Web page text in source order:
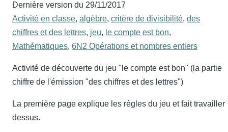
Dernière version du 29/11/2017
Activité en classe, algèbre, critère de divisibilité, des
chiffres et des lettres, jeu, le compte est bon,
Mathématiques, 6N2 Opérations et nombres entiers
Activité de découverte du jeu "le compte est bon" (la partie
chiffre de l'émission "des chiffres et des lettres")
La première page explique les règles du jeu et fait travailler
dessus.